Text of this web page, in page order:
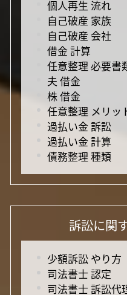
個人再生 流れ
自己破産 家族
自己破産 会社
借金 計算
任意整理 必要書
夫 借金
株 借金
任意整理 メリッ
過払い金 訴訟
過払い金 計算
債務整理 種類
訴訟に関
少額訴訟 やり方
司法書士 認定
司法書士 訴訟代